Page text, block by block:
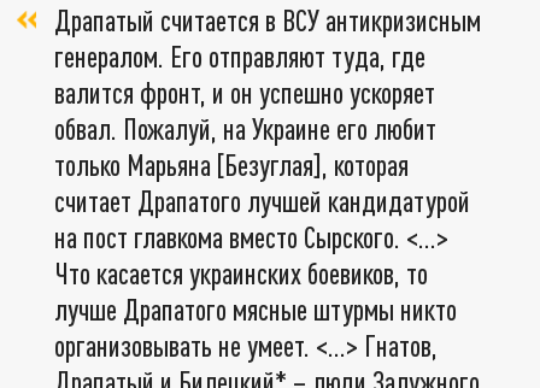
Драпатый считается в ВСУ антикризисным
генералом. Его отправляют туда, где
валится фронт, и он успешно ускоряет
обвал. Пожалуй, на Украине его любит
только Марьяна [Безуглая], которая
считает Драпатого лучшей кандидатурой
на пост главкома вместо Сырского. <…>
Что касается украинских боевиков, то
лучше Драпатого мясные штурмы никто
организовывать не умеет. <…> Гнатов,